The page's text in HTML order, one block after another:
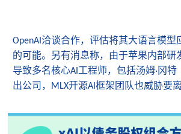
OpenAI洽谈合作，评估将其大语言模型
的可能。另有消息称，由于苹果内部研
导致多名核心AI工程师，包括汤姆· 冈特
出公司， MLX开源AI框架团队也威胁要离